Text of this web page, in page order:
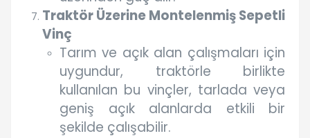
Traktör Üzerine Montelenmiş Sepetli
Vinç
Tarım ve açık alan çalışmaları için
uygundur, traktörle birlikte
kullanılan bu vinçler, tarlada veya
geniş açık alanlarda etkili bir
şekilde çalışabilir.